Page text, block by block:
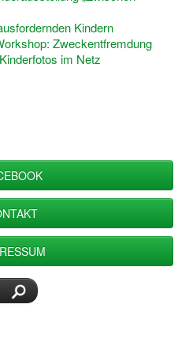
Kindern
Zweckentfremdung
im Netz